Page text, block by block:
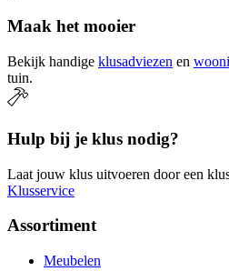
Maak het mooier
Bekijk handige klusadviezen en
tuin.
Hulp bij je klus nodig?
Laat jouw klus uitvoeren door een
Klusservice
Assortiment
Meubelen